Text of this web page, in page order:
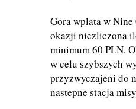
Gora wplata w
okazji niezliczona
minimum 60 PLN.
w celu szybszych
przyzwyczajeni do
nastepne stacja